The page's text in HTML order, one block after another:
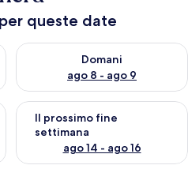
queste date
sera, ago 7 - ago 8
Domani
ago 8 - ago 9
Verifica la disponibilità per
fine settimana, ago 7 - ago
Il prossimo fine
settimana
ago 14 - ago 16
Verifica la disponibilità per il